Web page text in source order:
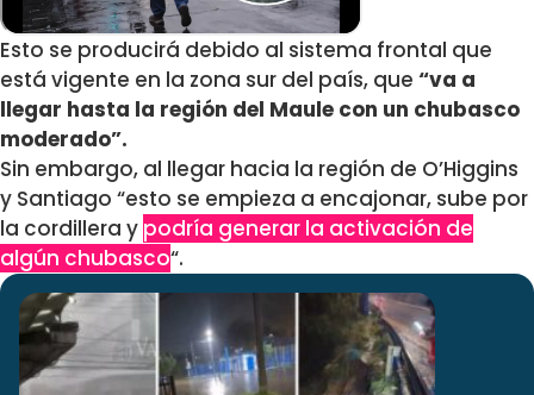
Esto se producirá debido al sistema frontal que
está vigente en la zona sur del país, que “va a
llegar hasta la región del Maule con un chubasco
moderado”.
Sin embargo, al llegar hacia la región de O’Higgins
y Santiago “esto se empieza a encajonar, sube por
la cordillera y podría generar la activación de
algún chubasco“.